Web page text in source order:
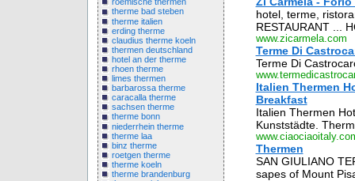
therme bad steben
therme italien
erding therme
claudius therme koeln
thermen deutschland
hotel an der therme
rhoen therme
limes thermen
barbarossa therme
caracalla therme
sachsen therme
therme bonn
niederrhein therme
therme laa
binz therme
roetgen therme
therme koeln
therme brandenburg
hotel, terme,
RESTAURANT ...
www.zicarmela.com
Terme Di
Terme Di
Italien Thermen
Breakfast
Italien Thermen
Kunststädte.
Thermen
SAN GIULIANO
sapes of Mount